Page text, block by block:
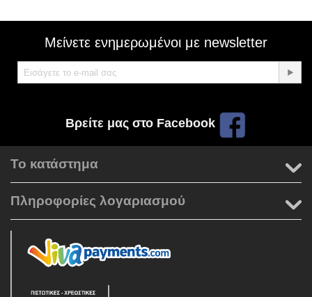
Μείνετε ενημερωμένοι με newsletter
Βρείτε μας στο Facebook
Το κατάστημα
Πληροφορίες λογαριασμού